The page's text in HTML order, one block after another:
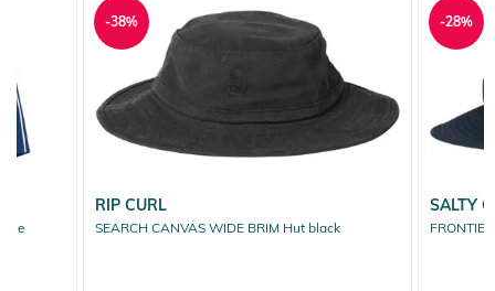
RIP CURL
SEARCH CANVAS WIDE BRIM Hut black
-38%
SALTY
-28%